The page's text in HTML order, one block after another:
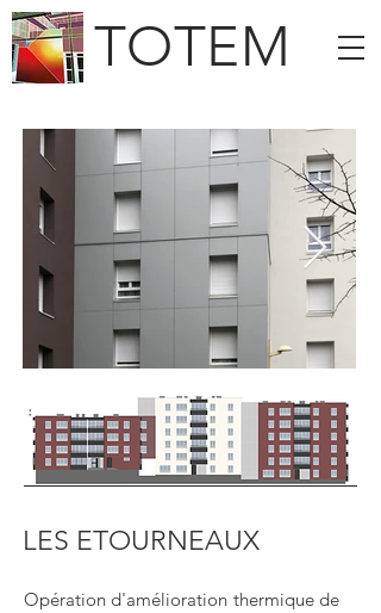
TOTEM
LES ETOURNEAUX
Opération d'amélioration thermique de